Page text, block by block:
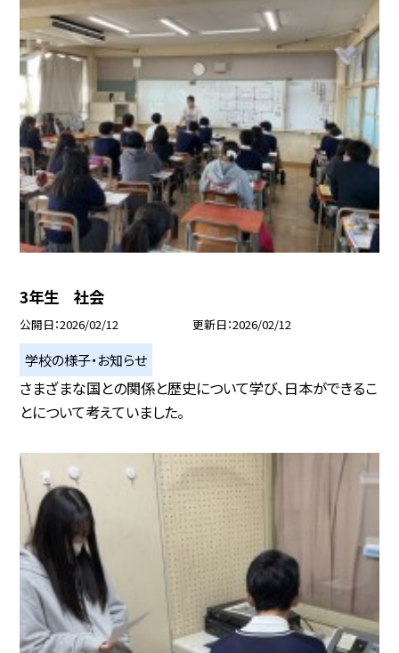
3年生 社会
公開日 2026/02/12 更新日 2026/02/12
学校の様子・お知らせ
さまざまな国との関係と歴史について学び、日本ができるこ
とについて考えていました。